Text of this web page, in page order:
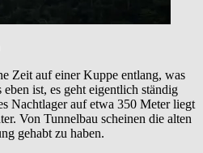
Zeit auf einer Kuppe entlang, was
ist, es geht eigentlich ständig
Nachtlager auf etwa 350 Meter liegt
Von Tunnelbau scheinen die alten
gehabt zu haben.